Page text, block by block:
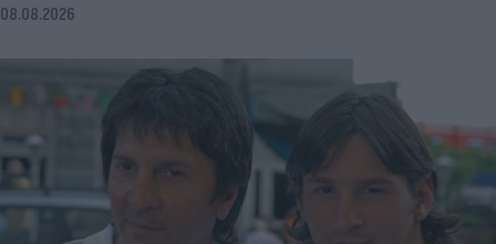
08.08.2026